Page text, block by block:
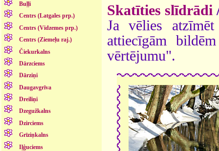
Buļļi
Centrs (Latgales prp.)
Centrs (Vidzemes prp.)
Centrs (Ziemeļu raj.)
Čiekurkalns
Dārzciems
Dārziņi
Daugavgrīva
Dreiliņi
Dzegužkalns
Dzirciems
Grīziņkalns
Iļģuciems
Skatīties slīdrādi
Ja vēlies
attiecīgām
vērtējumu".